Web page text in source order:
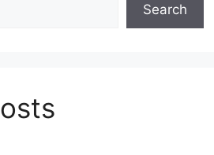
Search